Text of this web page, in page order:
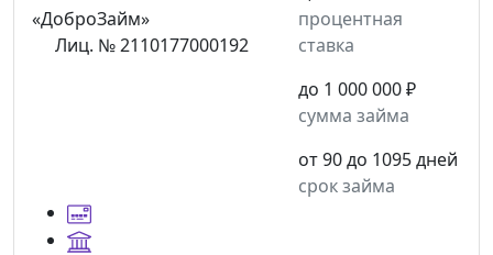
Лиц. № 2110177000192
процентная
ставка
до 1 000 000 ₽
сумма займа
от 90 до 1095 дней
срок займа